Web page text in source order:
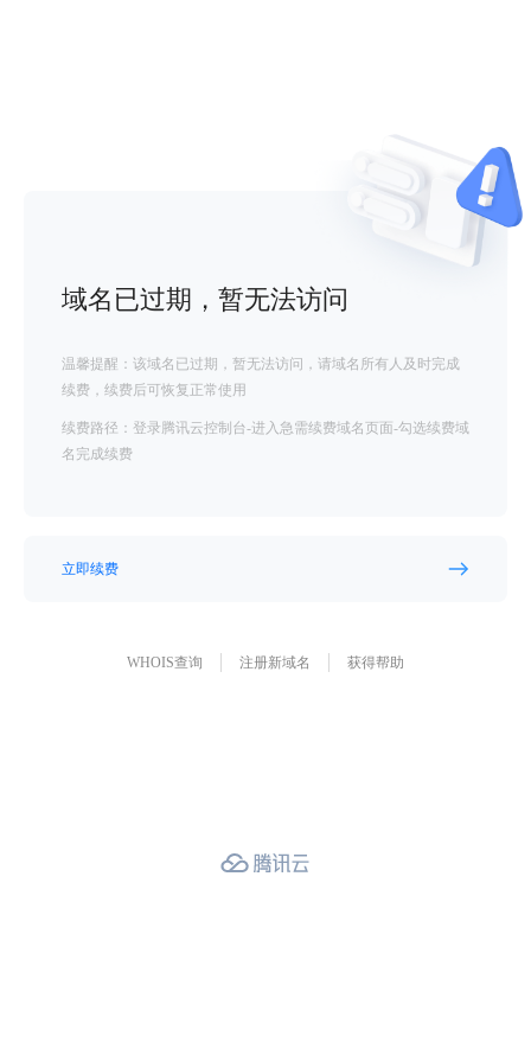
域名已过期，暂无法访问
温馨提醒：该域名已过期，暂无法访问，请域名所有人及时完成
续费，续费后可恢复正常使用
续费路径：登录腾讯云控制台-进入急需续费域名页面-勾选续费域
名完成续费
立即续费
WHOIS查询 注册新域名 获得帮助